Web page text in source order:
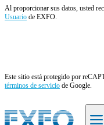
Al proporcionar sus datos, usted
Usuario de EXFO.
Este sitio está protegido por
términos de servicio de Google.